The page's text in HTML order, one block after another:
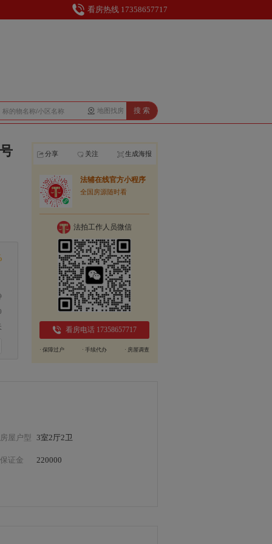
看房热线 17358657717
地图找房 搜 索
分享 关注 生成海报
法辅在线官方小程序
全国房源随时看
法拍工作人员微信
看房电话 17358657717
· 保障过户 · 手续代办 · 房屋调查
房屋户型 3室2厅2卫
保证金 220000